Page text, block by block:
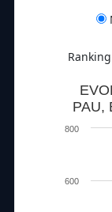
Ranking
PAU,
600
800